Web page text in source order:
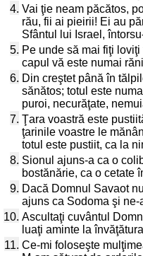
4. Vai ţie neam păcătos,
rău, fii ai pieirii! Ei au
Sfântul lui Israel,
5. Pe unde să mai fiţi
capul vă este numai
6. Din creştet până în
sănătos; totul este
puroi, necurăţate,
7. Ţara voastră este
ţarinile voastre le
totul este pustiit, ca la
8. Sionul ajuns-a ca o
bostănărie, ca o cetate
9. Dacă Domnul Savaot
ajuns ca Sodoma şi ne-
10. Ascultaţi cuvântul
luaţi aminte la
11. Ce-mi foloseşte